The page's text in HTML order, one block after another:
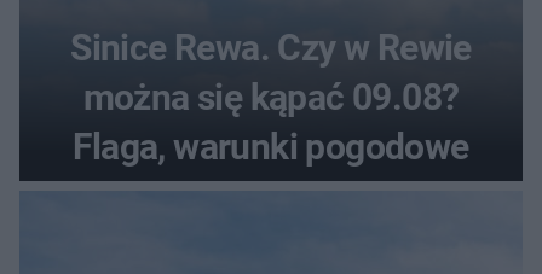
Sinice Rewa. Czy w Rewie
można się kąpać 09.08?
Flaga, warunki pogodowe